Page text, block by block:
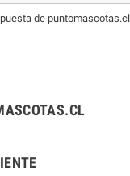
de puntomascotas.cl